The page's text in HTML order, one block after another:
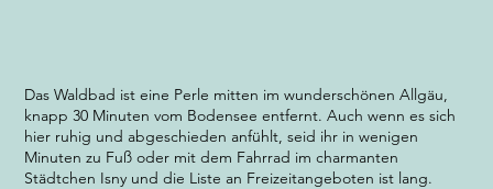
Das Waldbad ist eine Perle mitten im wunderschönen Allgäu,
knapp 30 Minuten vom Bodensee entfernt. Auch wenn es sich
hier ruhig und abgeschieden anfühlt, seid ihr in wenigen
Minuten zu Fuß oder mit dem Fahrrad im charmanten
Städtchen Isny und die Liste an Freizeitangeboten ist lang.